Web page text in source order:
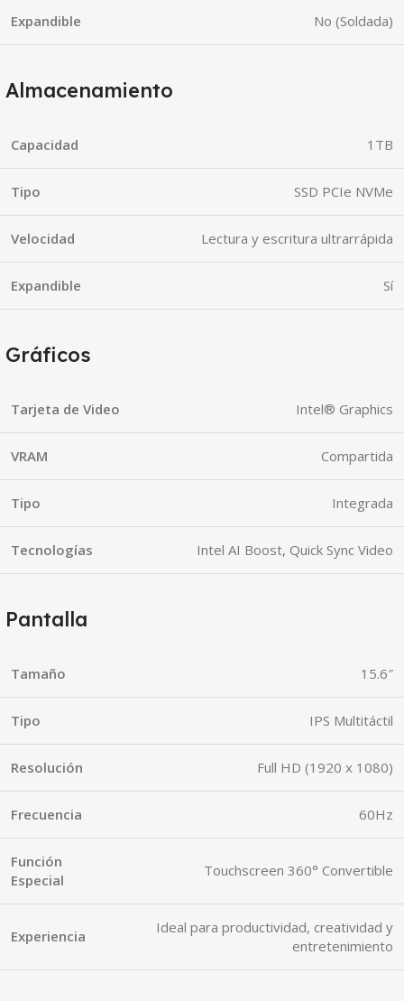
Expandible No (Soldada)
Almacenamiento
Capacidad 1TB
Tipo SSD PCIe NVMe
Velocidad Lectura y escritura ultrarrápida
Expandible Sí
Gráficos
Tarjeta de Video Intel® Graphics
VRAM Compartida
Tipo Integrada
Tecnologías Intel AI Boost, Quick Sync Video
Pantalla
Tamaño 15.6″
Tipo IPS Multitáctil
Resolución Full HD (1920 x 1080)
Frecuencia 60Hz
Función
Especial
Touchscreen 360° Convertible
Experiencia
Ideal para productividad, creatividad y
entretenimiento